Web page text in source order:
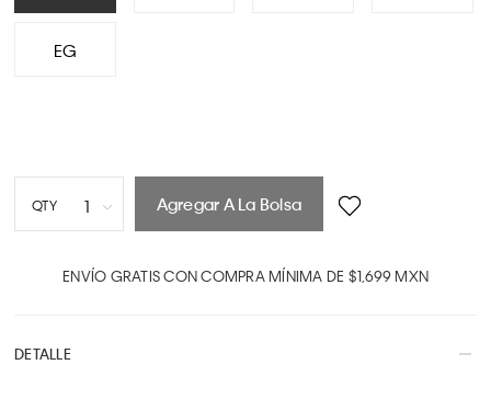
EG
QTY 1
5
Agregar A La Bolsa
ENVÍO GRATIS CON COMPRA MÍNIMA DE $1,699 MXN
DETALLE